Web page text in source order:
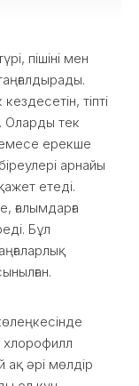
пішіні мен
тіпті
Оларды тек
ерекше
арнайы
етеді.
ғалымдарға
Бұл
хлорофилл
әрі мөлдір